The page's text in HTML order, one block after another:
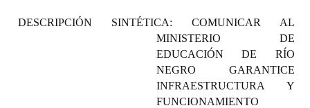
DESCRIPCIÓN SINTÉTICA: COMUNICAR AL
MINISTERIO DE
EDUCACIÓN DE RÍO
NEGRO GARANTICE
INFRAESTRUCTURA Y
FUNCIONAMIENTO